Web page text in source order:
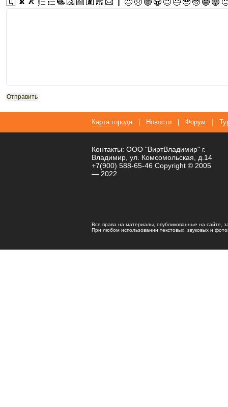
Карта города Новости Форум
Контакты: ООО "ВиртВладимир" г.
Владимир, ул. Комсомольская, д.14
+7(900) 588-65-46 Copyright © 2005
— 2022
Все права на материалы, опубликованные на сайте,
При любом использовании текстовых, звуковых и